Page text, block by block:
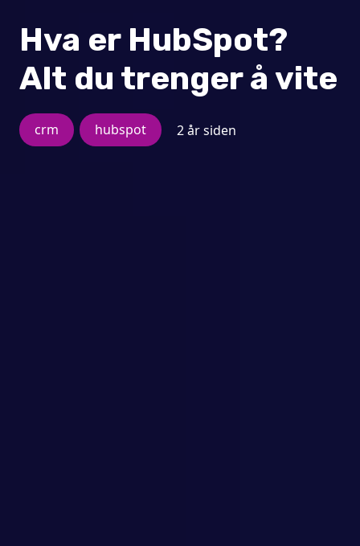
Hva er HubSpot?
Alt du trenger å vite
crm hubspot 2 år siden